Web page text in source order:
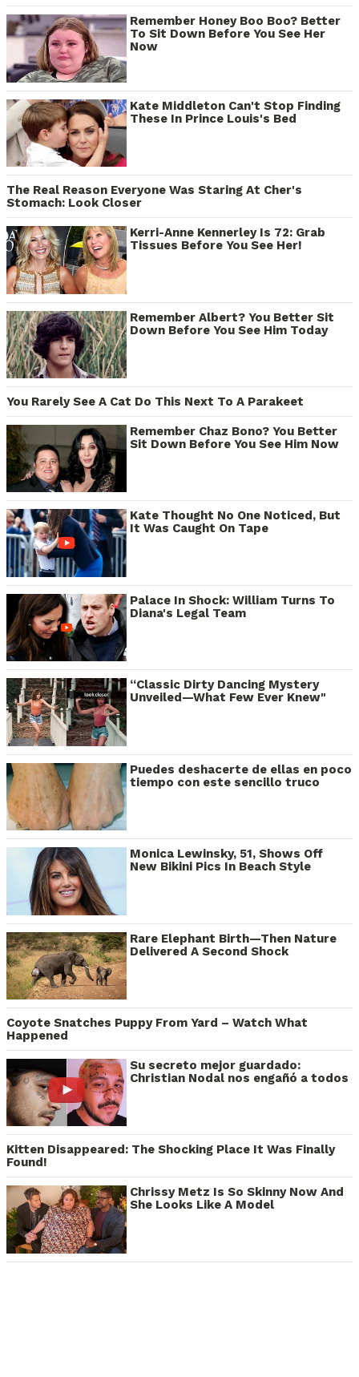
Remember Honey Boo Boo? Better
To Sit Down Before You See Her
Now
Kate Middleton Can't Stop Finding
These In Prince Louis's Bed
The Real Reason Everyone Was Staring At Cher's
Stomach: Look Closer
Kerri-Anne Kennerley Is 72: Grab
Tissues Before You See Her!
Remember Albert? You Better Sit
Down Before You See Him Today
You Rarely See A Cat Do This Next To A Parakeet
Remember Chaz Bono? You Better
Sit Down Before You See Him Now
Kate Thought No One Noticed, But
It Was Caught On Tape
Palace In Shock: William Turns To
Diana's Legal Team
“Classic Dirty Dancing Mystery
Unveiled—What Few Ever Knew"
Puedes deshacerte de ellas en poco
tiempo con este sencillo truco
Monica Lewinsky, 51, Shows Off
New Bikini Pics In Beach Style
Rare Elephant Birth—Then Nature
Delivered A Second Shock
Coyote Snatches Puppy From Yard – Watch What
Happened
Su secreto mejor guardado:
Christian Nodal nos engañó a todos
Kitten Disappeared: The Shocking Place It Was Finally
Found!
Chrissy Metz Is So Skinny Now And
She Looks Like A Model